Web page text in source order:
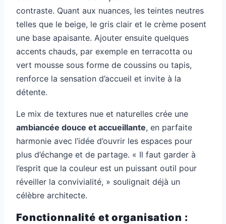
contraste. Quant aux nuances, les teintes neutres
telles que le beige, le gris clair et le crème posent
une base apaisante. Ajouter ensuite quelques
accents chauds, par exemple en terracotta ou
vert mousse sous forme de coussins ou tapis,
renforce la sensation d’accueil et invite à la
détente.
Le mix de textures nue et naturelles crée une
ambiancée douce et accueillante, en parfaite
harmonie avec l’idée d’ouvrir les espaces pour
plus d’échange et de partage. « Il faut garder à
l’esprit que la couleur est un puissant outil pour
réveiller la convivialité, » soulignait déjà un
célèbre architecte.
Fonctionnalité et organisation :